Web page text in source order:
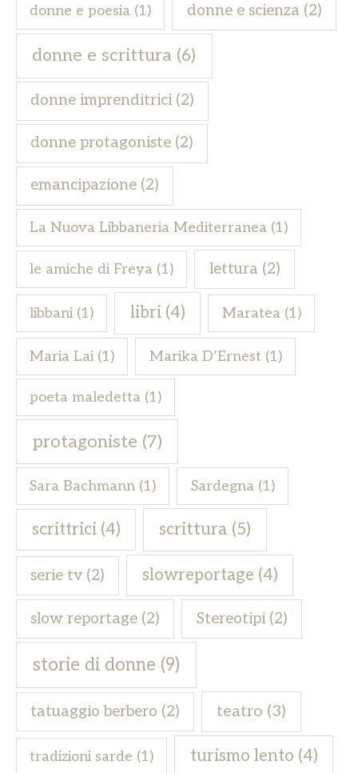
donne e poesia (1) donne e scienza (2)
donne e scrittura (6)
donne imprenditrici (2)
donne protagoniste (2)
emancipazione (2)
La Nuova Libbaneria Mediterranea (1)
le amiche di Freya (1) lettura (2)
libbani (1) libri(4) Maratea(1)
Maria Lai (1) Marika D’Ernest (1)
poeta maledetta (1)
protagoniste (7)
Sara Bachmann (1) Sardegna(1)
scrittrici(4) scrittura (5)
serie tv (2) slowreportage (4)
slow reportage (2) Stereotipi(2)
storie di donne (9)
tatuaggio berbero (2) teatro (3)
tradizioni sarde (1) turismo lento (4)